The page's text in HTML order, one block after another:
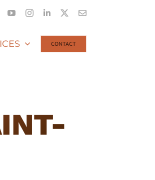
FacebookYouTubeInstagramLinkedIn Email
CONTACT